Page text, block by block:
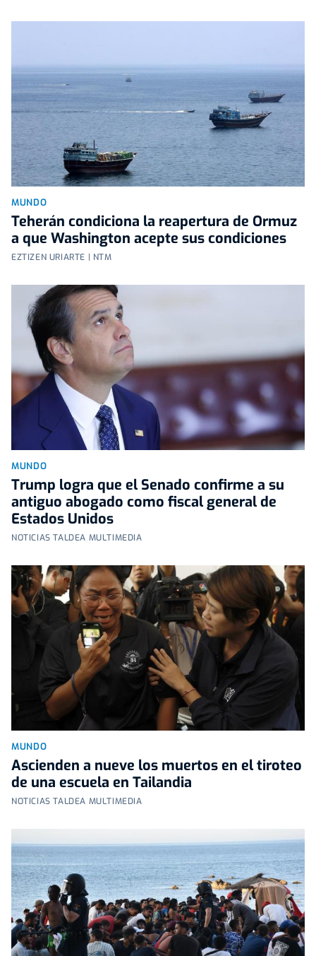
MUNDO
Teherán condiciona la reapertura de Ormuz
a que Washington acepte sus condiciones
EZTIZEN URIARTE | NTM
MUNDO
Trump logra que el Senado confirme a su
antiguo abogado como fiscal general de
Estados Unidos
NOTICIAS TALDEA MULTIMEDIA
MUNDO
Ascienden a nueve los muertos en el tiroteo
de una escuela en Tailandia
NOTICIAS TALDEA MULTIMEDIA